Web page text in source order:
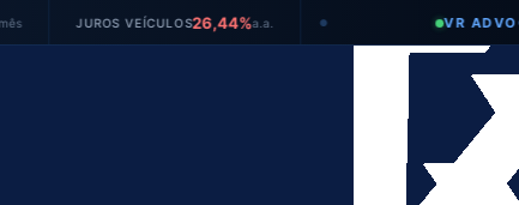
JUROS VEÍCULOS26,44%a.a. ● VR ADVOGADOS